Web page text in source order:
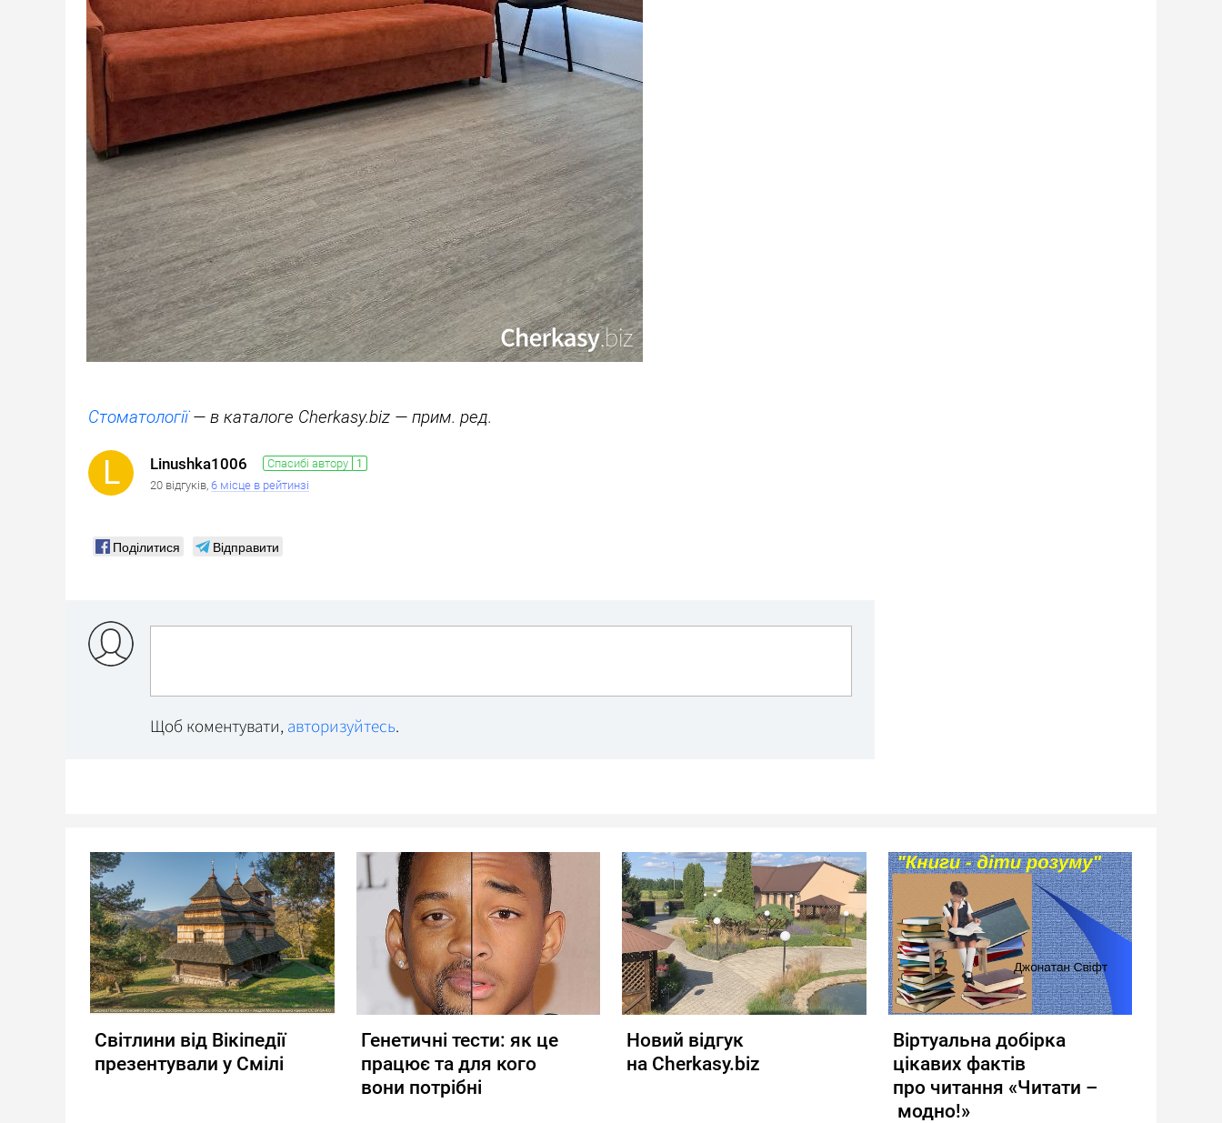
Стоматології— в каталоге Cherkasy.biz — прим. ред.
Linushka1006
Спасибі автору
20 відгуків, 6 місце в рейтинзі
Поділитися Відправити
Щоб коментувати, авторизуйтесь.
Світлини від Вікіпедії
презентували у Смілі
Генетичні тести: як це
працює та для кого
вони потрібні
Новий відгук
на Cherkasy.biz
Віртуальна добірка
цікавих фактів
про читання «Читати –
модно!»